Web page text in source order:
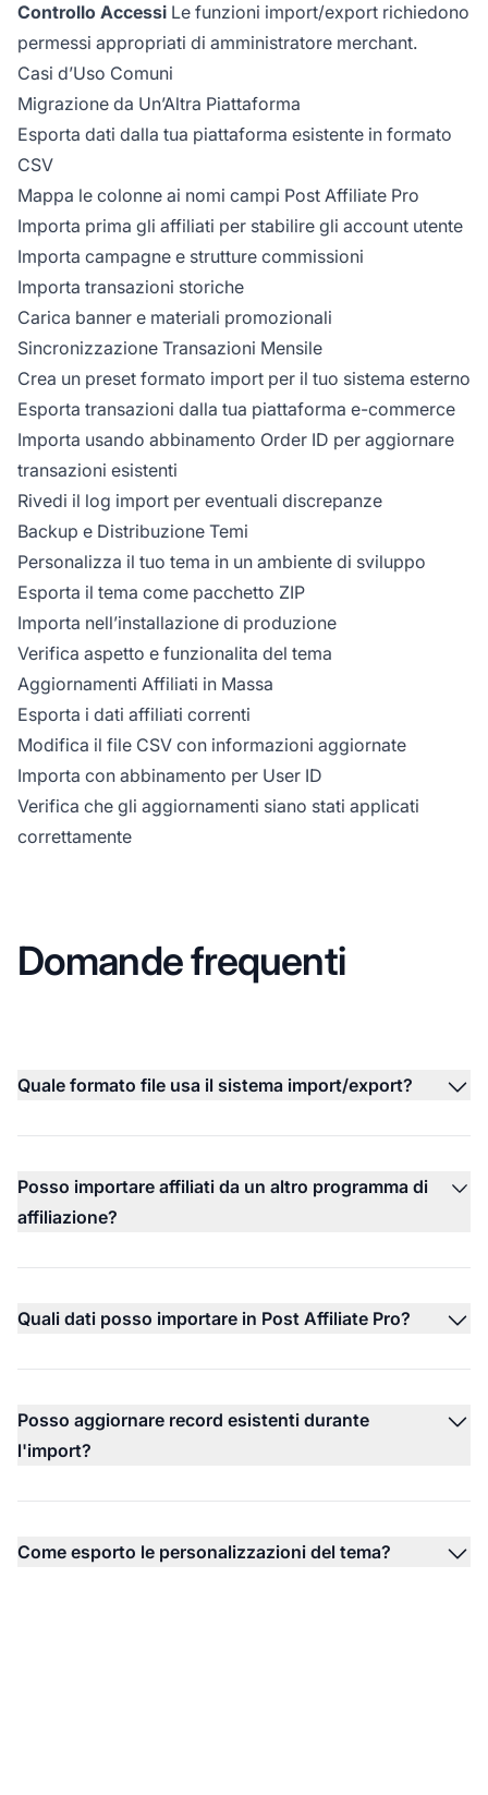
Controllo Accessi Le funzioni import/export richiedono
permessi appropriati di amministratore merchant.
Casi d’Uso Comuni
Migrazione da Un’Altra Piattaforma
Esporta dati dalla tua piattaforma esistente in formato
CSV
Mappa le colonne ai nomi campi Post Affiliate Pro
Importa prima gli affiliati per stabilire gli account utente
Importa campagne e strutture commissioni
Importa transazioni storiche
Carica banner e materiali promozionali
Sincronizzazione Transazioni Mensile
Crea un preset formato import per il tuo sistema esterno
Esporta transazioni dalla tua piattaforma e-commerce
Importa usando abbinamento Order ID per aggiornare
transazioni esistenti
Rivedi il log import per eventuali discrepanze
Backup e Distribuzione Temi
Personalizza il tuo tema in un ambiente di sviluppo
Esporta il tema come pacchetto ZIP
Importa nell’installazione di produzione
Verifica aspetto e funzionalita del tema
Aggiornamenti Affiliati in Massa
Esporta i dati affiliati correnti
Modifica il file CSV con informazioni aggiornate
Importa con abbinamento per User ID
Verifica che gli aggiornamenti siano stati applicati
correttamente
Domande frequenti
Quale formato file usa il sistema import/export?
Posso importare affiliati da un altro programma di
affiliazione?
Quali dati posso importare in Post Affiliate Pro?
Posso aggiornare record esistenti durante
l'import?
Come esporto le personalizzazioni del tema?